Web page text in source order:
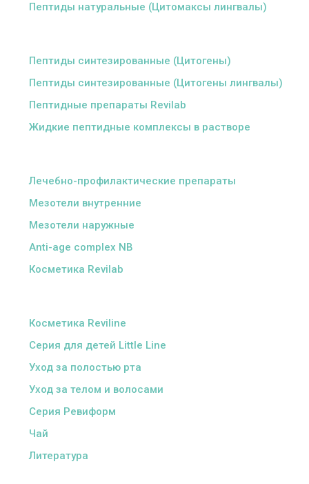
Пептиды натуральные (Цитомаксы лингвалы)
Пептиды синтезированные (Цитогены)
Пептиды синтезированные (Цитогены лингвалы)
Пептидные препараты Revilab
Жидкие пептидные комплексы в растворе
Лечебно-профилактические препараты
Мезотели внутренние
Мезотели наружные
Anti-age complex NB
Косметика Revilab
Косметика Reviline
Серия для детей Little Line
Уход за полостью рта
Уход за телом и волосами
Серия Ревиформ
Чай
Литература